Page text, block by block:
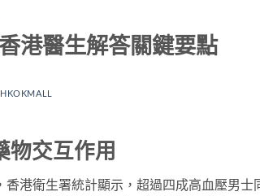
港醫生解答關鍵要點
HKOKMALL
物交互作用
港衛生署統計顯示，超過四成高血壓男士